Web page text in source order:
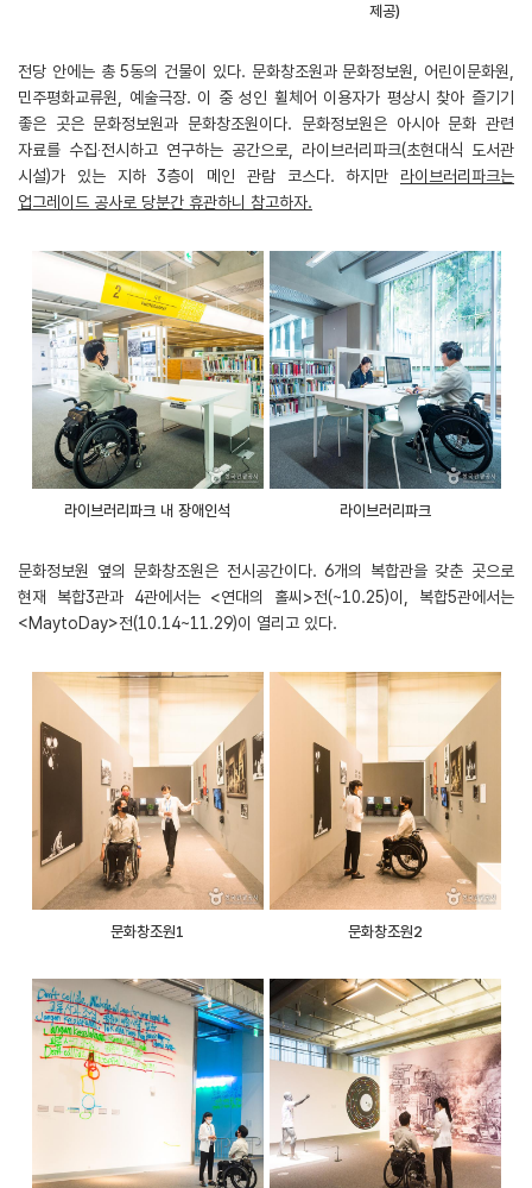
제공)
전당 안에는 총 5동의 건물이 있다. 문화창조원과 문화정보원, 어린이문화원,
민주평화교류원, 예술극장. 이 중 성인 휠체어 이용자가 평상시 찾아 즐기기
좋은 곳은 문화정보원과 문화창조원이다. 문화정보원은 아시아 문화 관련
자료를 수집‧전시하고 연구하는 공간으로, 라이브러리파크(초현대식 도서관
시설)가 있는 지하 3층이 메인 관람 코스다. 하지만 라이브러리파크는
업그레이드 공사로 당분간 휴관하니 참고하자.
라이브러리파크 내 장애인석 라이브러리파크
문화정보원 옆의 문화창조원은 전시공간이다. 6개의 복합관을 갖춘 곳으로
현재 복합3관과 4관에서는 <연대의 홀씨>전(~10.25)이, 복합5관에서는
<MaytoDay>전(10.14~11.29)이 열리고 있다.
문화창조원1 문화창조원2